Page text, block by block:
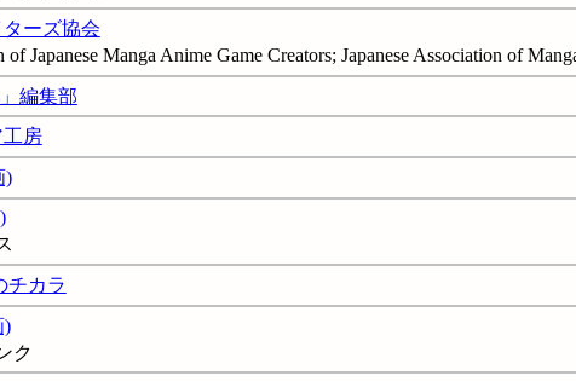
ーズ協会
Japanese Manga Anime Game Creators; Japanese Association of
」編集部
工房
)
チカラ
)
ク